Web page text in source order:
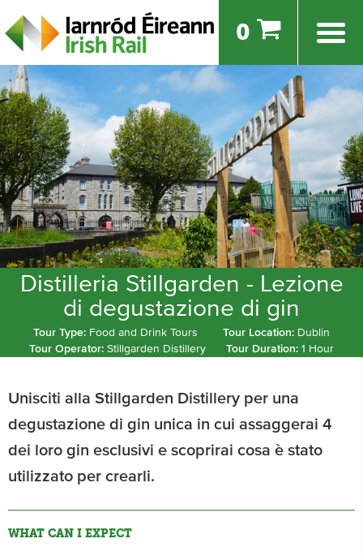
0
Distilleria Stillgarden - Lezione
di degustazione di gin
Tour Type: Food and Drink Tours Tour Location: Dublin
Tour Operator: Stillgarden Distillery Tour Duration:1 Hour
Unisciti alla Stillgarden Distillery per una
degustazione di gin unica in cui assaggerai 4
dei loro gin esclusivi e scoprirai cosa è stato
utilizzato per crearli.
WHAT CAN I EXPECT